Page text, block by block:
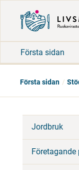
Första sidan
Första sidan
Jordbruk